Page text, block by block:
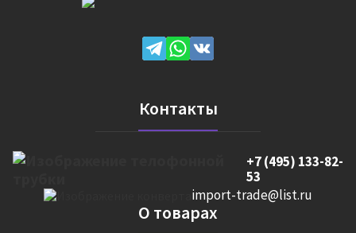
Контакты
+7 (495) 133-82-
53
import-trade@list.ru
О товарах